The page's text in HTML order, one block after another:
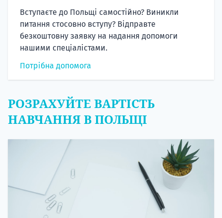
Вступаєте до Польщі самостійно? Виникли
питання стосовно вступу? Відправте
безкоштовну заявку на надання допомоги
нашими спеціалістами.
Потрібна допомога
РОЗРАХУЙТЕ ВАРТІСТЬ
НАВЧАННЯ В ПОЛЬЩІ